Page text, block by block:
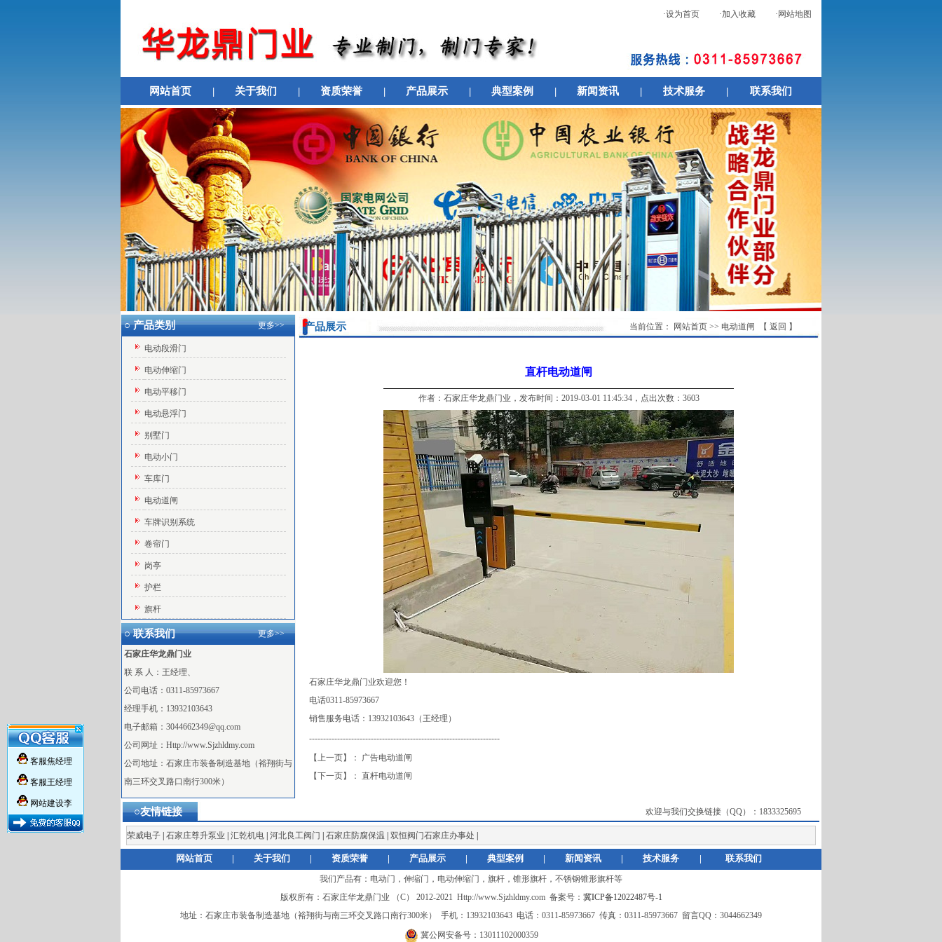
×
客服焦经理
客服王经理
网站建设李
·设为首页 ·加入收藏 ·网站地图
网站首页 | 关于我们 | 资质荣誉 | 产品展示 | 典型案例 | 新闻资讯 | 技术服务 | 联系我们
○ 产品类别 更多>>
电动段滑门
电动伸缩门
电动平移门
电动悬浮门
别墅门
电动小门
车库门
电动道闸
车牌识别系统
卷帘门
岗亭
护栏
旗杆
○ 联系我们 更多>>
石家庄华龙鼎门业
联 系 人：王经理、
公司电话：0311-85973667
经理手机：13932103643
电子邮箱：3044662349@qq.com
公司网址：Http://www.Sjzhldmy.com
公司地址：石家庄市装备制造基地（裕翔街与
南三环交叉路口南行300米）
产品展示 当前位置： 网站首页 >> 电动道闸 【 返回 】
直杆电动道闸
作者：石家庄华龙鼎门业，发布时间：2019-03-01 11:45:34，点出次数：3603
石家庄华龙鼎门业欢迎您！
电话0311-85973667
销售服务电话：13932103643（王经理）
--------------------------------------------------------------------
【上一页】： 广告电动道闸
【下一页】： 直杆电动道闸
○友情链接 欢迎与我们交换链接（QQ）： 1833325695
荣威电子 石家庄尊升泵业 汇乾机电 河北良工阀门 石家庄防腐保温 双恒阀门石家庄办事处
网站首页 | 关于我们 | 资质荣誉 | 产品展示 | 典型案例 | 新闻资讯 | 技术服务 | 联系我们
我们产品有： 电动门，伸缩门，电动伸缩门，旗杆，锥形旗杆，不锈钢锥形旗杆等
版权所有：石家庄华龙鼎门业 （C） 2012-2021 Http://www.Sjzhldmy.com 备案号： 冀ICP备12022487号-1
地址：石家庄市装备制造基地（裕翔街与南三环交叉路口南行300米） 手机：13932103643 电话：0311-85973667 传真：0311-85973667 留言QQ：3044662349
冀公网安备号：13011102000359